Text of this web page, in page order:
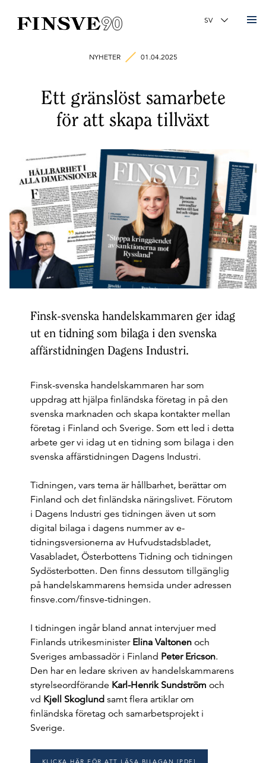
Finsk-svenska handelskammaren Ändra språk
NYHETER 01.04.2025
Ett gränslöst samarbete
för att skapa tillväxt
Finsk-svenska handelskammaren ger idag
ut en tidning som bilaga i den svenska
affärstidningen Dagens Industri.
Finsk-svenska handelskammaren har som
uppdrag att hjälpa finländska företag in på den
svenska marknaden och skapa kontakter mellan
företag i Finland och Sverige. Som ett led i detta
arbete ger vi idag ut en tidning som bilaga i den
svenska affärstidningen Dagens Industri.
Tidningen, vars tema är hållbarhet, berättar om
Finland och det finländska näringslivet. Förutom
i Dagens Industri ges tidningen även ut som
digital bilaga i dagens nummer av e-
tidningsversionerna av Hufvudstadsbladet,
Vasabladet, Österbottens Tidning och tidningen
Sydösterbotten. Den finns dessutom tillgänglig
på handelskammarens hemsida under adressen
finsve.com/finsve-tidningen.
I tidningen ingår bland annat intervjuer med
Finlands utrikesminister Elina Valtonenoch
Sveriges ambassadör i Finland Peter Ericson.
Den har en ledare skriven av handelskammarens
styrelseordförande Karl-Henrik Sundström och
vd Kjell Skoglundsamt flera artiklar om
finländska företag och samarbetsprojekt i
Sverige.